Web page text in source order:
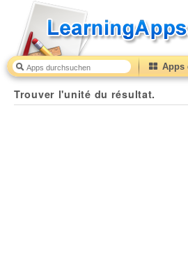
Apps
Trouver l'unité du résultat.